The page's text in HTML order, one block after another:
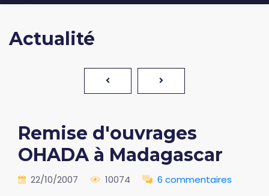
Actualité
Remise d'ouvrages
OHADA à Madagascar
22/10/2007 10074
6 commentaires